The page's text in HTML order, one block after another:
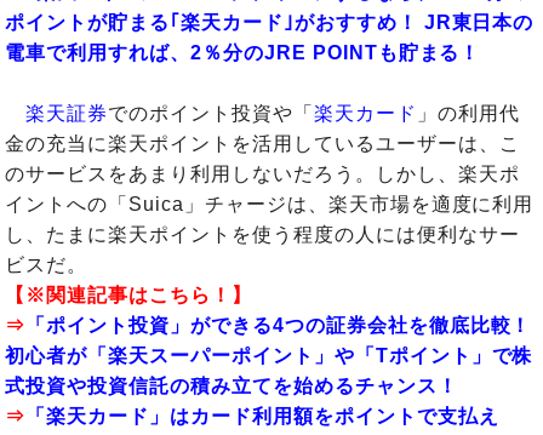
ポイントが貯まる｢楽天カード｣がおすすめ！ JR東日本の
電車で利用すれば、2％分のJRE POINTも貯まる！
楽天証券でのポイント投資や「 楽天カード 」の利用代
金の充当に楽天ポイントを活用しているユーザーは、こ
のサービスをあまり利用しないだろう。しかし、楽天ポ
イントへの「Suica」チャージは、楽天市場を適度に利用
し、たまに楽天ポイントを使う程度の人には便利なサー
ビスだ。
【※関連記事はこちら！】
⇒ 「ポイント投資」ができる4つの証券会社を徹底比較！
初心者が「楽天スーパーポイント」や「Tポイント」で株
式投資や投資信託の積み立てを始めるチャンス！
⇒ 「楽天カード」はカード利用額をポイントで支払え